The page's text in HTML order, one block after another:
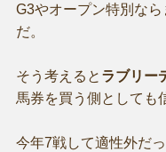
G3やオープン特別な
だ。
そう考えると ラブリー
馬券を買う側としても
今年7戦して適性外だ